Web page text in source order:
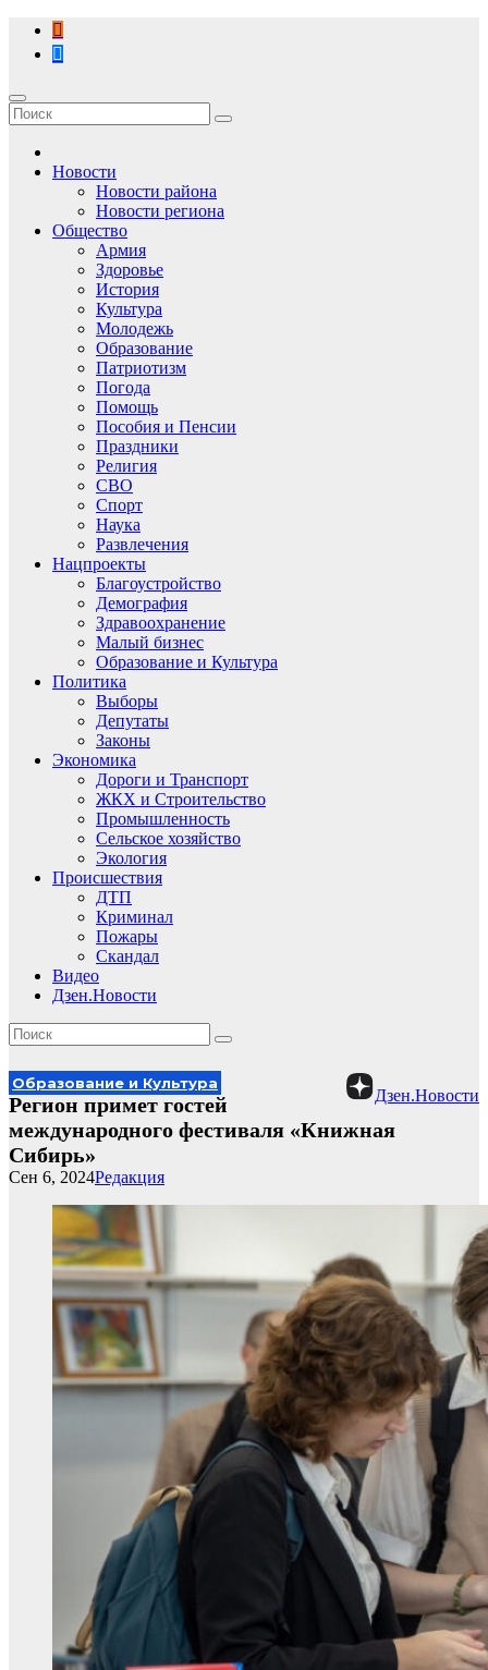
Перейти
содержимому
Новости
Новости района
Новости региона
Общество
Армия
Здоровье
История
Культура
Молодежь
Образование
Патриотизм
Погода
Помощь
Пособия и Пенсии
Праздники
Религия
СВО
Спорт
Наука
Развлечения
Нацпроекты
Благоустройство
Демография
Здравоохранение
Малый бизнес
Образование и Культура
Политика
Выборы
Депутаты
Законы
Экономика
Дороги и Транспорт
ЖКХ и Строительство
Промышленность
Сельское хозяйство
Экология
Происшествия
ДТП
Криминал
Пожары
Скандал
Видео
Дзен.Новости
Дзен.Новости
Образование и Культура
Регион примет гостей
международного фестиваля «Книжная
Сибирь»
Редакция
Сен 6, 2024